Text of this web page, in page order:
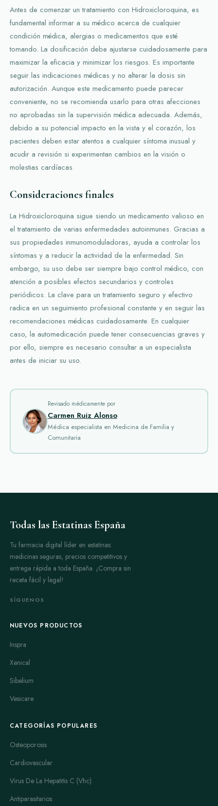
Antes de comenzar un tratamiento con Hidroxicloroquina, es
fundamental informar a su médico acerca de cualquier
condición médica, alergias o medicamentos que esté
tomando. La dosificación debe ajustarse cuidadosamente para
maximizar la eficacia y minimizar los riesgos. Es importante
seguir las indicaciones médicas y no alterar la dosis sin
autorización. Aunque este medicamento puede parecer
conveniente, no se recomienda usarlo para otras afecciones
no aprobadas sin la supervisión médica adecuada. Además,
debido a su potencial impacto en la vista y el corazón, los
pacientes deben estar atentos a cualquier síntoma inusual y
acudir a revisión si experimentan cambios en la visión o
molestias cardíacas.
Consideraciones finales
La Hidroxicloroquina sigue siendo un medicamento valioso en
el tratamiento de varias enfermedades autoinmunes. Gracias a
sus propiedades inmunomoduladoras, ayuda a controlar los
síntomas y a reducir la actividad de la enfermedad. Sin
embargo, su uso debe ser siempre bajo control médico, con
atención a posibles efectos secundarios y controles
periódicos. La clave para un tratamiento seguro y efectivo
radica en un seguimiento profesional constante y en seguir las
recomendaciones médicas cuidadosamente. En cualquier
caso, la automedicación puede tener consecuencias graves y
por ello, siempre es necesario consultar a un especialista
antes de iniciar su uso.
Revisado médicamente por
Carmen Ruiz Alonso
Médica especialista en Medicina de Familia y
Comunitaria
Todas las Estatinas España
Tu farmacia digital líder en estatinas:
medicinas seguras, precios competitivos y
entrega rápida a toda España. ¡Compra sin
receta fácil y legal!
SÍGUENOS
NUEVOS PRODUCTOS
Inspra
Xenical
Sibelium
Vesicare
CATEGORÍAS POPULARES
Osteoporosis
Cardiovascular
Virus De La Hepatitis C (Vhc)
Antiparasitarios